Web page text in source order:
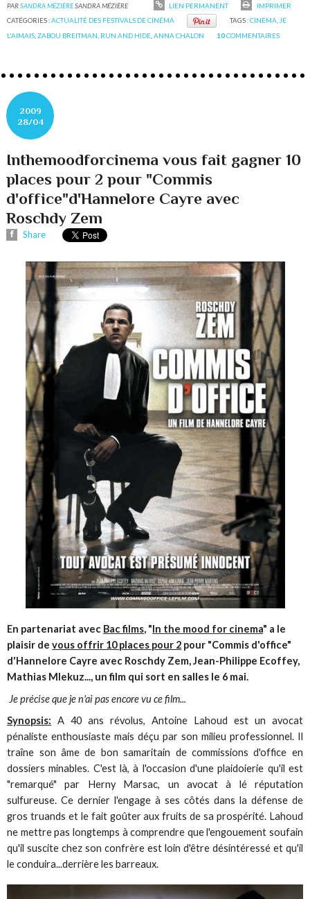
PARSANDRA MÉZIÈRESANDRA MÉZIÈRE LIEN PERMANENT
IMPRIMER
CATÉGORIES :ACTUALITÉ DES FESTIVALS DE CINÉMA TAGS :CINÉMA JE
L'AIMAIS ,ZABOU BREITMAN RUN AND HIDE ,ANNA CHALON 10COMMENTAIRES
2009
28/04
Inthemoodforcinema vous fait gagner 10
places pour 2 pour "Commis
d'office"d'Hannelore Cayre avec
Roschdy Zem
Share
En partenariat avec Bac films, "In the mood for cinema" a le
plaisir devous offrir 10 places pour 2 pour "Commis d'office"
d'Hannelore Cayre avec Roschdy Zem, Jean-Philippe Ecoffey,
Mathias Mlekuz..., un film qui sort en salles le 6 mai.
Je précise que je n'ai pas encore vu ce film...
Synopsis: A 40 ans révolus, Antoine Lahoud est un avocat
pénaliste enthousiaste mais déçu par son milieu professionnel. Il
traîne son âme de bon samaritain de commissions d'office en
dossiers minables. C'est là, à l'occasion d'une plaidoierie qu'il est
"remarqué" par Herny Marsac, un avocat à lé réputation
sulfureuse. Ce dernier l'engage à ses côtés dans la défense de
gros truands et le fait goûter aux fruits de sa prospérité. Lahoud
ne mettre pas longtemps à comprendre que l'engouement soufain
qu'il suscite chez son confrère est loin d'être désintéressé et qu'il
le conduira...derrière les barreaux.